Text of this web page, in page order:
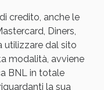
credito, anche le
Diners,
utilizzare dal sito
modalità, avviene
BNL in totale
la sua